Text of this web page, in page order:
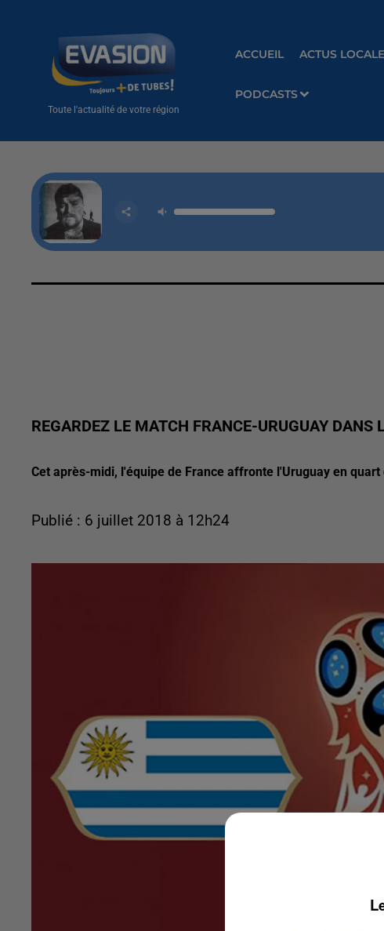
Toute l'actualité de votre région
ACCUEIL ACTUS
PODCASTS
REGARDEZ LE MATCH FRANCE-URUGUAY DANS
Cet après-midi, l'équipe de France affronte l'Uruguay en
Publié : 6 juillet 2018 à 12h24